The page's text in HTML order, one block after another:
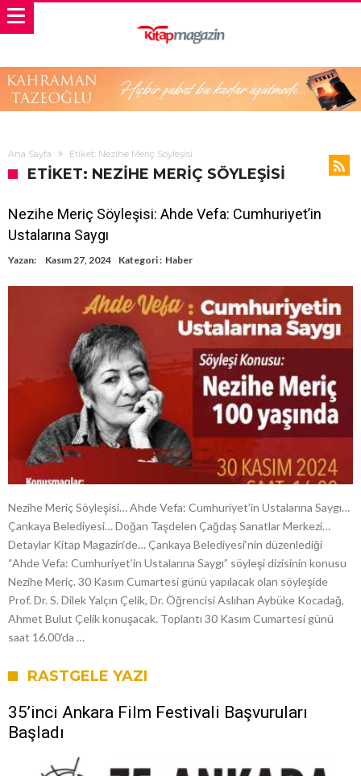
Ana Sayfa Etiket: Nezihe Meriç Söyleşisi
ETIKET: NEZIHE MERIÇ SÖYLEŞISI
Nezihe Meriç Söyleşisi: Ahde Vefa: Cumhuriyet’in
Ustalarına Saygı
Yazan: Kasım 27, 2024 Kategori : Haber
Nezihe Meriç Söyleşisi… Ahde Vefa: Cumhuriyet’in Ustalarına Saygı…
Çankaya Belediyesi… Doğan Taşdelen Çağdaş Sanatlar Merkezi…
Detaylar Kitap Magazin‘de… Çankaya Belediyesi‘nin düzenlediği
“Ahde Vefa: Cumhuriyet’in Ustalarına Saygı” söyleşi dizisinin konusu
Nezihe Meriç. 30 Kasım Cumartesi günü yapılacak olan söyleşide
Prof. Dr. S. Dilek Yalçın Çelik, Dr. Öğrencisi Aslıhan Aybüke Kocadağ,
Ahmet Bulut Çelik konuşacak. Toplantı 30 Kasım Cumartesi günü
saat 16.00’da …
RASTGELE YAZI
35’inci Ankara Film Festivali Başvuruları
Başladı